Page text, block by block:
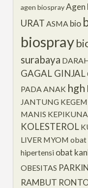
agen biosprayAgen
URAT ASMA bio
biospray
surabaya
GAGAL GINJAL
PADA ANAK hgh
JANTUNG
MANIS
KOLESTEROL
LIVER MYOM obat
hipertensi obat
OBESITAS
RAMBUT